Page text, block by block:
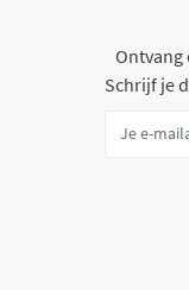
Ontvang
Schrijf je